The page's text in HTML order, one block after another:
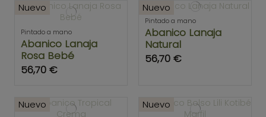
Nuevo
Pintado a mano
Abanico Lanaja
Rosa Bebé
56,70 €
Nuevo
Pintado a mano
Abanico Lanaja
Natural
56,70 €
Nuevo Nuevo